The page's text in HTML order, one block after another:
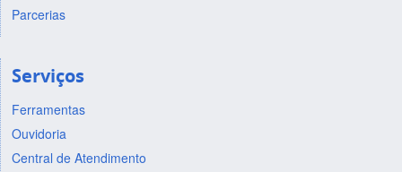
Parcerias
Serviços
Ferramentas
Ouvidoria
Central de Atendimento